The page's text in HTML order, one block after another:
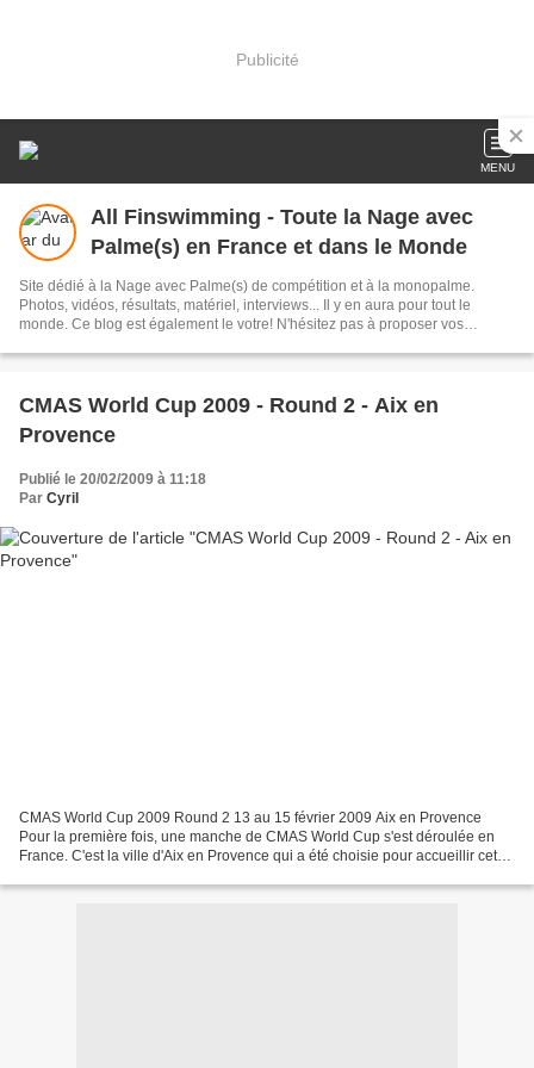
Publicité
MENU
All Finswimming - Toute la Nage avec
Palme(s) en France et dans le Monde
Site dédié à la Nage avec Palme(s) de compétition et à la monopalme.
Photos, vidéos, résultats, matériel, interviews... Il y en aura pour tout le
monde. Ce blog est également le votre! N'hésitez pas à proposer vos
CMAS World Cup 2009 - Round 2 - Aix en
Provence
Publié le 20/02/2009 à 11:18
Par Cyril
CMAS World Cup 2009 Round 2 13 au 15 février 2009 Aix en Provence
Pour la première fois, une manche de CMAS World Cup s'est déroulée en
France. C'est la ville d'Aix en Provence qui a été choisie pour accueillir cet